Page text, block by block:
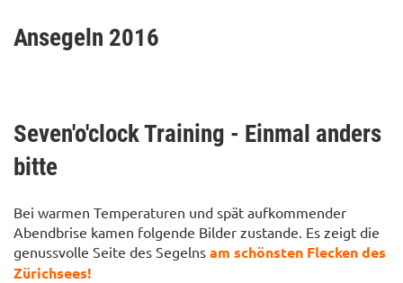
Ansegeln 2016
Seven'o'clock Training - Einmal anders
bitte
Bei warmen Temperaturen und spät aufkommender
Abendbrise kamen folgende Bilder zustande. Es zeigt die
genussvolle Seite des Segelns am schönsten Flecken des
Zürichsees!